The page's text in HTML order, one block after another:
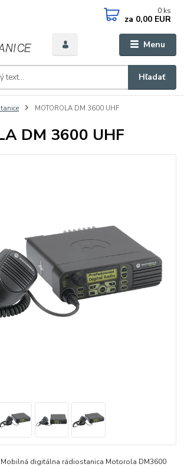
Menu
Hľadať
0 ks
za 0,00 EUR
MOTOROLA DM 3600 UHF
DM 3600 UHF
digitálna rádiostanica Motorola DM3600